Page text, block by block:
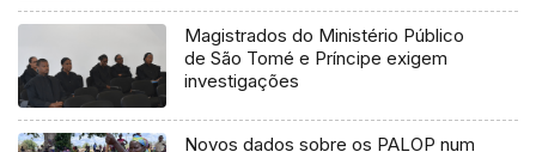
Magistrados do Ministério Público
de São Tomé e Príncipe exigem
investigações
Novos dados sobre os PALOP num